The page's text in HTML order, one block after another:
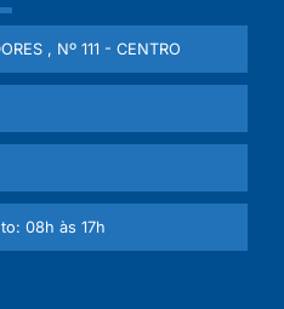
, Nº 111 - CENTRO
08h às 17h